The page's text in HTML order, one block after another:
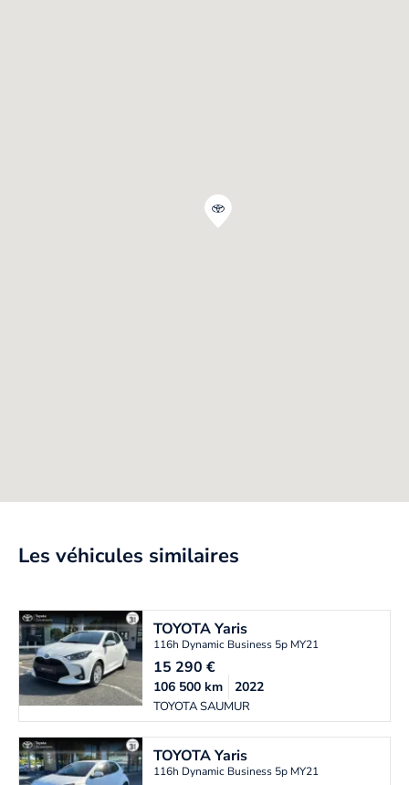
Les véhicules similaires
TOYOTAYaris
116h Dynamic Business 5p MY21
15 290€
TOYOTA SAUMUR
106 500km 2022
TOYOTAYaris
116h Dynamic Business 5p MY21